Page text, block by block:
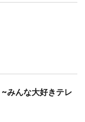
みんな大好きテレ